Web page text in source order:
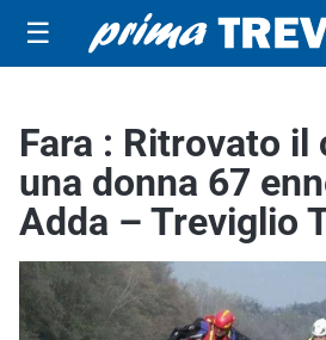
☰
Fara : Ritrovato il
una donna 67
Adda – Treviglio